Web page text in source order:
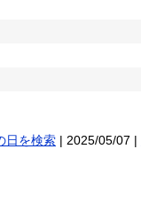
日を検索| 2025/05/07 |